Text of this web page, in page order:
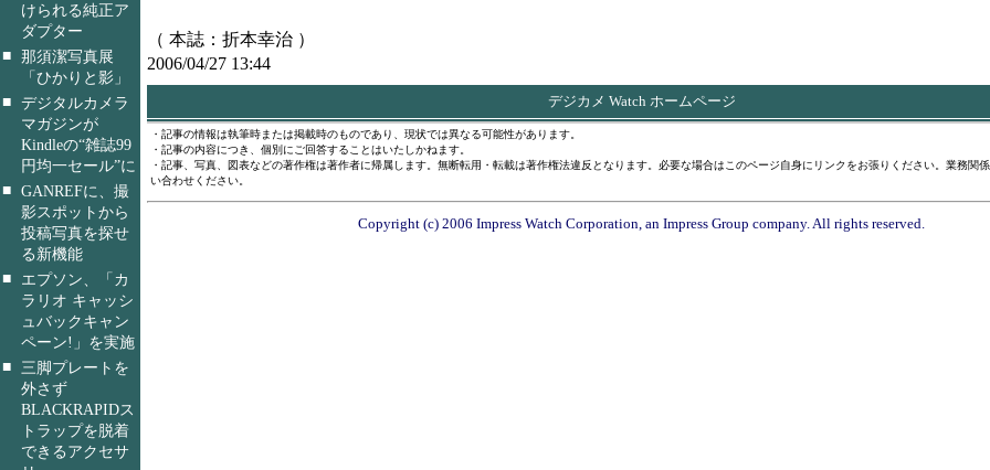
けられる純正ア
ダプター
■ 那須潔写真展
「ひかりと影」
■ デジタルカメラ
マガジンが
Kindleの“雑誌99
円均一セール”に
■ GANREFに、撮
影スポットから
投稿写真を探せ
る新機能
■
エプソン、「カ
ラリオ キャッシ
ュバックキャン
ペーン!」を実施
■ 三脚プレートを
外さず
BLACKRAPIDス
トラップを脱着
できるアクセサ
（ 本誌：折本幸治 ）
2006/04/27 13:44
デジカメ Watch ホームページ
・記事の情報は執筆時または掲載時のものであり、現状では異なる可能性があります。
・記事の内容につき、個別にご回答することはいたしかねます。
・記事、写真、図表などの著作権は著作者に帰属します。無断転用・転載は著作権法違反となります。必要な場合はこのページ自身にリンクをお張りください。業務関
い合わせください。
Copyright (c) 2006 Impress Watch Corporation, an Impress Group company. All rights reserved.